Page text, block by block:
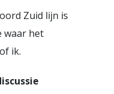
Zuid lijn is
waar het
ik.